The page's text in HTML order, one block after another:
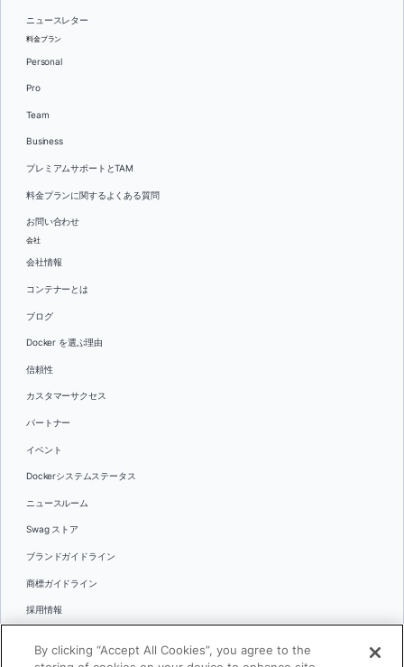
ニュースレター
料金プラン
Personal
Pro
Team
Business
プレミアムサポートとTAM
料金プランに関するよくある質問
お問い合わせ
会社
会社情報
コンテナーとは
ブログ
Docker を選ぶ理由
信頼性
カスタマーサクセス
パートナー
イベント
Dockerシステムステータス
ニュースルーム
Swag ストア
ブランドガイドライン
商標ガイドライン
採用情報
言語By clicking “Accept All Cookies”, you agree to the